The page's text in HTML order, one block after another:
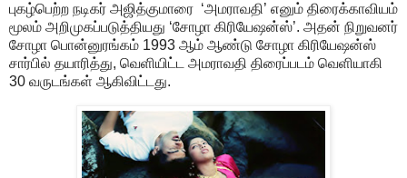
புகழ்பெற்ற நடிகர் அஜித்குமாரை ‘அமராவதி’ எனும் திரைக்காவியம்
மூலம் அறிமுகப்படுத்தியது ‘சோழா கிரியேஷன்ஸ்’. அதன் நிறுவனர்
சோழா பொன்னுரங்கம் 1993 ஆம் ஆண்டு சோழா கிரியேஷன்ஸ்
சார்பில் தயாரித்து, வெளியிட்ட அமராவதி திரைப்படம் வெளியாகி
30 வருடங்கள் ஆகிவிட்டது.